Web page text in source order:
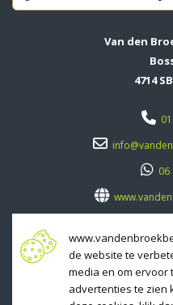
Van den
4714
06
Woensdag
Donderdag
de website te
media en om ervoor
advertenties te zien